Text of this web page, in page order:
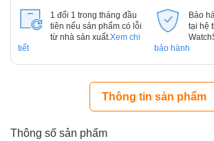
1 đổi 1 trong tháng đầu
tiên nếu sản phẩm có lỗi
từ nhà sản xuất. Xem chi
tiết
Bảo
tại hệ
bảo hành
Thông tin sản phẩm
Thông số sản phẩm